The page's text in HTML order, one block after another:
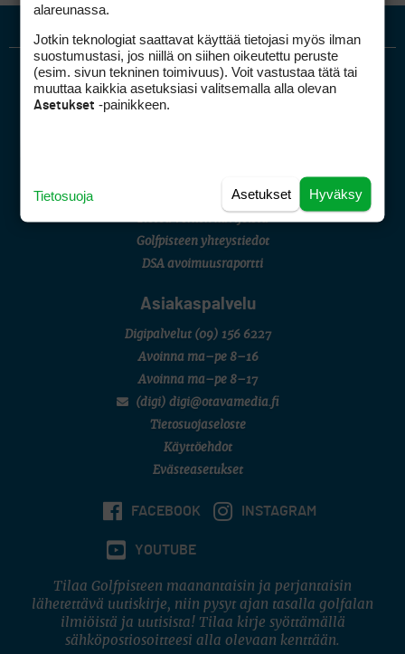
Mediahinnasto
Golfpisteen yhteystiedot
DSA avoimuusraportti
Asiakaspalvelu
Digipalvelut (09) 156 6227
Avoinna ma–pe 8–16
Avoinna ma–pe 8–17
(digi) digi@otavamedia.fi
Tietosuojaseloste
Käyttöehdot
Evästeasetukset
FACEBOOK INSTAGRAM
YOUTUBE
Tilaa Golfpisteen maanantaisin ja perjantaisin
lähetettävä uutiskirje, niin pysyt ajan tasalla golfalan
ilmiöistä ja uutisista! Tilaa kirje syöttämällä
sähköpostiosoitteesi alla olevaan kenttään.
alareunassa.
Jotkin teknologiat saattavat käyttää tietojasi myös ilman
suostumustasi, jos niillä on siihen oikeutettu peruste
(esim. sivun tekninen toimivuus). Voit vastustaa tätä tai
muuttaa kaikkia asetuksiasi valitsemalla alla olevan
Asetukset -painikkeen.
Hyväksy
Asetukset
Tietosuoja